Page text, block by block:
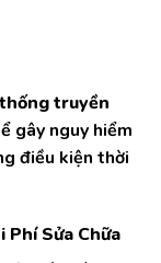
truyền
gây nguy hiểm
điều kiện thời
Phí Sửa Chữa